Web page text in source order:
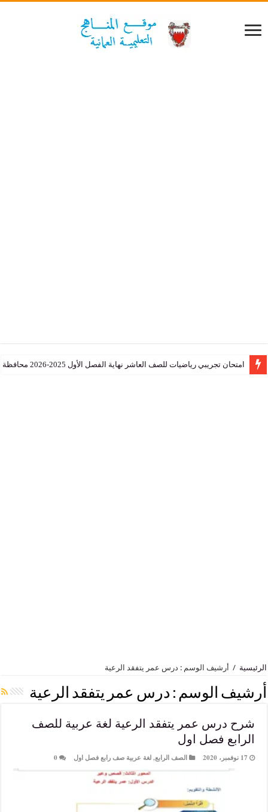
رياضيات للصف العاشر نهاية الفصل الأول 2025-2026 محافظة جنوب الشرقية
أرشيف الوسم : درس عمر يتفقد الرعية
الوسم :درس عمر يتفقد الرعية
عمر يتفقد الرعية لغة عربية للصف
فصل اول
الصف الرابع,لغة عربية صف رابع فصل اول 0